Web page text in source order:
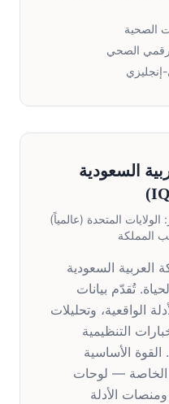
الصحية
إنجليزي
السعودية
)
الولايات المتحدة (عالمياً)
المملكة
العربية السعودية
تُقدّم بيانات
الواقعية، وتحليلات
التنظيمية
القوة الأساسية
الخاصة — لوحات
الأدلة